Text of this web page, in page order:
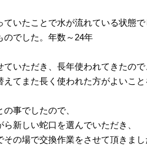
いたことで水が流れている状態で
のでした。年数～24年
いただき、長年使われてきたので
てまた長く使われた方がよいこと
事でしたので、
新しい蛇口を選んでいただき、
の場で交換作業をさせて頂きまし